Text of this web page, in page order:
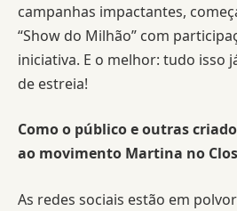
campanhas impactantes,
“Show do Milhão” com
iniciativa. E o melhor: tudo isso
de estreia!
Como o público e outras
ao movimento Martina no
As redes sociais estão em